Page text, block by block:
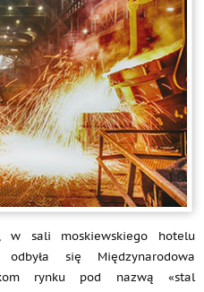
w sali moskiewskiego hotelu
odbyła się Międzynarodowa
rynku pod nazwą «stal